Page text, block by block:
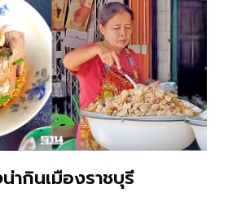
ากินเมืองราชบุรี